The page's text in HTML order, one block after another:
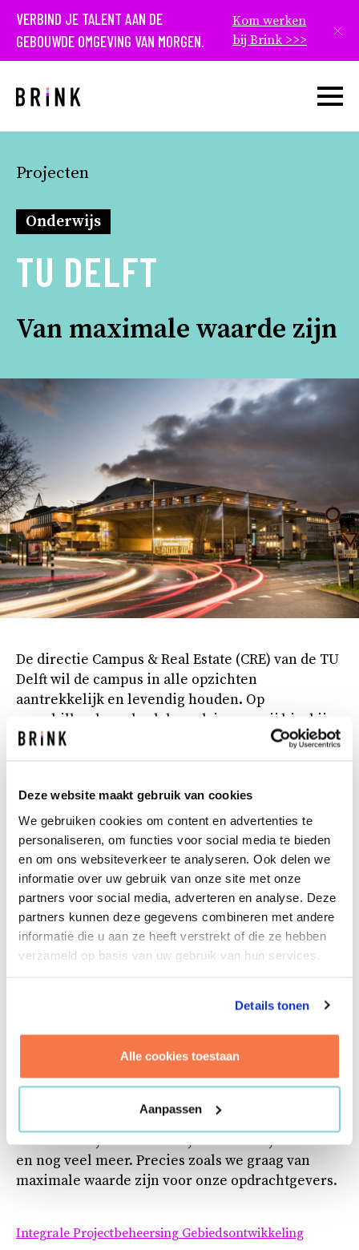
Deze website maakt gebruik van cookies
We gebruiken cookies om content en advertenties te
personaliseren, om functies voor social media te bieden
en om ons websiteverkeer te analyseren. Ook delen we
informatie over uw gebruik van onze site met onze
partners voor social media, adverteren en analyse. Deze
partners kunnen deze gegevens combineren met andere
informatie die u aan ze heeft verstrekt of die ze hebben
verzameld op basis van uw gebruik van hun services.
Details tonen
Alle cookies toestaan
Aanpassen
VERBIND JE TALENT AAN DE
GEBOUWDE OMGEVING VAN MORGEN.
Kom werken
bij Brink >>>
Open
Projecten
Onderwijs
TU DELFT
Van maximale waarde zijn
De directie Campus & Real Estate (CRE) van de TU
Delft wil de campus in alle opzichten
aantrekkelijk en levendig houden. Op
verschillende onderdelen adviseren wij hierbij,
zoals bij het risicomanagement. Wij helpen bij de
daarbij), coachen medewerkers en helpen om
methodieken, procedures en tools op project-,
tactisch-/programma- en strategisch niveau
verder te ontwikkelen. Een uitdagende en
veelzijdige opdracht. Op projectniveau
ondersteunen we CRE bij het uitvoeren van het
reguliere risicomanagement door de inzet van
een risicomanager die de projectteams
challenged en adviseert over het beheersen van
niveau gaat het vooral om het bedenken en
bijvoorbeeld, dat de TU Delft door veranderende
wetgeving veel minder studenten krijgt uit het
buitenland? Wat is dan het back-up plan om
leegstand te voorkomen? Kortom, we coachen,
begeleiden, werken praktisch mee, bedenken,
doordenken, structureren, stimuleren, adviseren
en nog veel meer. Precies zoals we graag van
maximale waarde zijn voor onze opdrachtgevers.
Integrale Projectbeheersing Gebiedsontwikkeling